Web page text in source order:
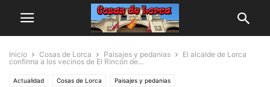
Inicio Cosas de Lorca Paisajes y pedanias
El alcalde de Lorca
confirma a los vecinos de El Rincón de...
Actualidad Cosas de Lorca Paisajes y pedanias